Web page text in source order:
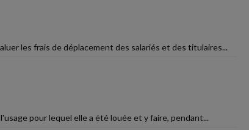
les frais de déplacement des salariés et des titulaires...
pour lequel elle a été louée et y faire, pendant...